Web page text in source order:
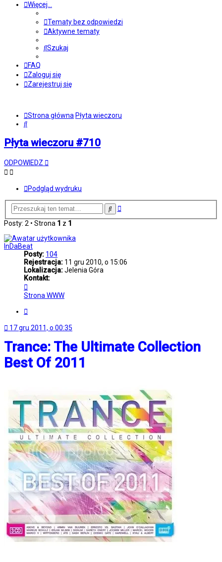
Więcej…
Tematy bez odpowiedzi
Aktywne tematy
Szukaj
FAQ
Zaloguj się
Zarejestruj się
Strona główna Płyta wieczoru
Szukaj
Płyta wieczoru #710
ODPOWIEDZ
Podgląd wydruku
SzukajWyszukiwanie
Posty: 2 • Strona 1 z 1
InDaBeat
Posty: 104
Rejestracja: 11 gru 2010, o 15:06
Lokalizacja:Jelenia Góra
Kontakt:
się
z
Strona WWW
17 gru 2011, o 00:35
Trance: The Ultimate Collection
Best Of 2011